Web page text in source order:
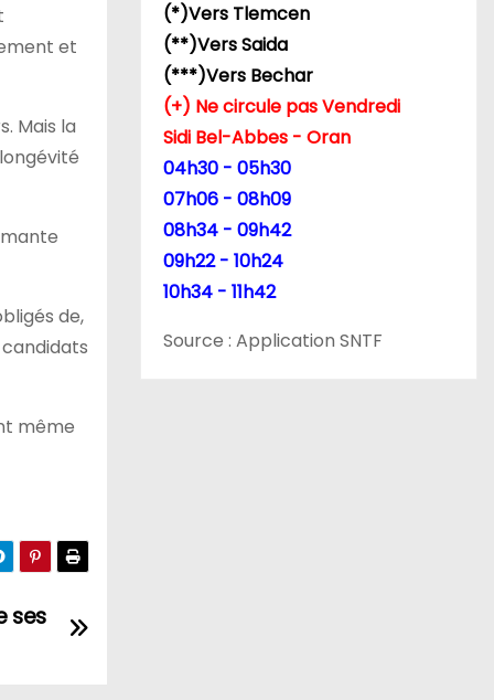
et
Mais la
de,
même
ses
(*)Vers Tlemcen
(**)Vers Saida
(***)Vers Bechar
(+) Ne circule pas Vendredi
Sidi Bel-Abbes - Oran
04h30 - 05h30
07h06 - 08h09
08h34 - 09h42
09h22 - 10h24
10h34 - 11h42
Source : Application SNTF